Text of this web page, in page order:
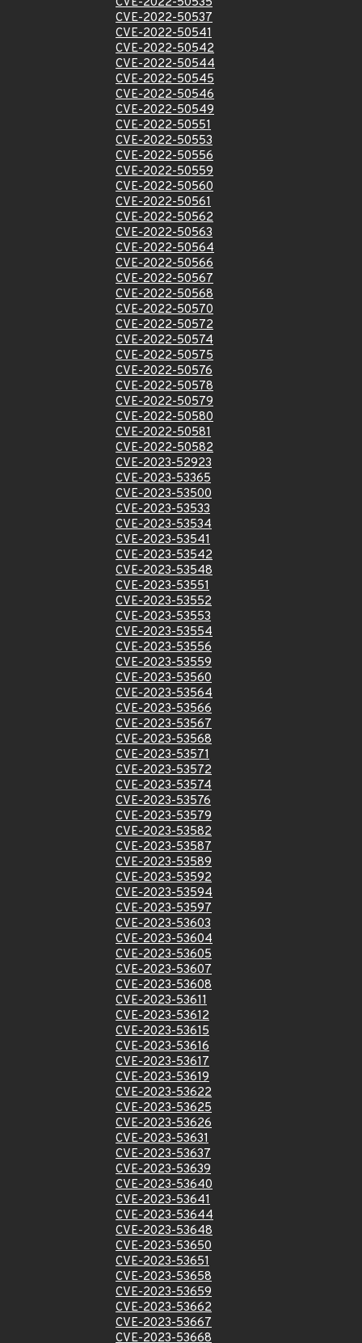
CVE-2022-50537
CVE-2022-50541
CVE-2022-50542
CVE-2022-50544
CVE-2022-50545
CVE-2022-50546
CVE-2022-50549
CVE-2022-50551
CVE-2022-50553
CVE-2022-50556
CVE-2022-50559
CVE-2022-50560
CVE-2022-50561
CVE-2022-50562
CVE-2022-50563
CVE-2022-50564
CVE-2022-50566
CVE-2022-50567
CVE-2022-50568
CVE-2022-50570
CVE-2022-50572
CVE-2022-50574
CVE-2022-50575
CVE-2022-50576
CVE-2022-50578
CVE-2022-50579
CVE-2022-50580
CVE-2022-50581
CVE-2022-50582
CVE-2023-52923
CVE-2023-53365
CVE-2023-53500
CVE-2023-53533
CVE-2023-53534
CVE-2023-53541
CVE-2023-53542
CVE-2023-53548
CVE-2023-53551
CVE-2023-53552
CVE-2023-53553
CVE-2023-53554
CVE-2023-53556
CVE-2023-53559
CVE-2023-53560
CVE-2023-53564
CVE-2023-53566
CVE-2023-53567
CVE-2023-53568
CVE-2023-53571
CVE-2023-53572
CVE-2023-53574
CVE-2023-53576
CVE-2023-53579
CVE-2023-53582
CVE-2023-53587
CVE-2023-53589
CVE-2023-53592
CVE-2023-53594
CVE-2023-53597
CVE-2023-53603
CVE-2023-53604
CVE-2023-53605
CVE-2023-53607
CVE-2023-53608
CVE-2023-53611
CVE-2023-53612
CVE-2023-53615
CVE-2023-53616
CVE-2023-53617
CVE-2023-53619
CVE-2023-53622
CVE-2023-53625
CVE-2023-53626
CVE-2023-53631
CVE-2023-53637
CVE-2023-53639
CVE-2023-53640
CVE-2023-53641
CVE-2023-53644
CVE-2023-53648
CVE-2023-53650
CVE-2023-53651
CVE-2023-53658
CVE-2023-53659
CVE-2023-53662
CVE-2023-53667
CVE-2023-53668